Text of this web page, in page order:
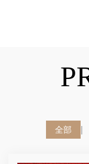
全部